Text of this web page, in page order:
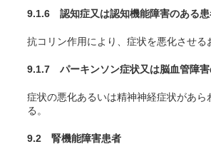
9.1.6 認知症又は認知機能障害のある患
抗コリン作用により、症状を悪化させる
9.1.7 パーキンソン症状又は脳血管障害
症状の悪化あるいは精神神経症状があら
る。
9.2 腎機能障害患者